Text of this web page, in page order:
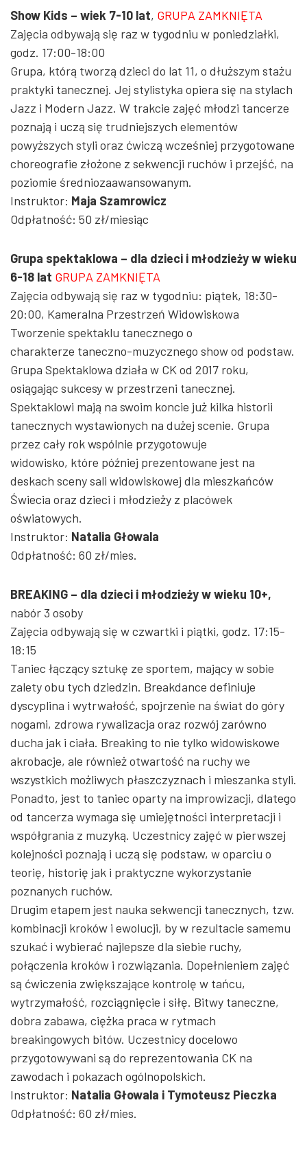
Show Kids – wiek 7-10 lat, GRUPA ZAMKNIĘTA
Zajęcia odbywają się raz w tygodniu w poniedziałki,
godz. 17:00-18:00
Grupa, którą tworzą dzieci do lat 11, o dłuższym stażu
praktyki tanecznej. Jej stylistyka opiera się na stylach
Jazz i Modern Jazz. W trakcie zajęć młodzi tancerze
poznają i uczą się trudniejszych elementów
powyższych styli oraz ćwiczą wcześniej przygotowane
choreografie złożone z sekwencji ruchów i przejść, na
poziomie średniozaawansowanym.
Instruktor: Maja Szamrowicz
Odpłatność: 50 zł/miesiąc
Grupa spektaklowa – dla dzieci i młodzieży w wieku
6-18 lat GRUPA ZAMKNIĘTA
Zajęcia odbywają się raz w tygodniu: piątek, 18:30-
20:00, Kameralna Przestrzeń Widowiskowa
Tworzenie spektaklu tanecznego o
charakterze taneczno-muzycznego show od podstaw.
Grupa Spektaklowa działa w CK od 2017 roku,
osiągając sukcesy w przestrzeni tanecznej.
Spektaklowi mają na swoim koncie już kilka historii
tanecznych wystawionych na dużej scenie. Grupa
przez cały rok wspólnie przygotowuje
widowisko, które później prezentowane jest na
deskach sceny sali widowiskowej dla mieszkańców
Świecia oraz dzieci i młodzieży z placówek
oświatowych.
Instruktor: Natalia Głowala
Odpłatność: 60 zł/mies.
BREAKING – dla dzieci i młodzieży w wieku 10+,
nabór 3 osoby
Zajęcia odbywają się w czwartki i piątki, godz. 17:15-
18:15
Taniec łączący sztukę ze sportem, mający w sobie
zalety obu tych dziedzin. Breakdance definiuje
dyscyplina i wytrwałość, spojrzenie na świat do góry
nogami, zdrowa rywalizacja oraz rozwój zarówno
ducha jak i ciała. Breaking to nie tylko widowiskowe
akrobacje, ale również otwartość na ruchy we
wszystkich możliwych płaszczyznach i mieszanka styli.
Ponadto, jest to taniec oparty na improwizacji, dlatego
od tancerza wymaga się umiejętności interpretacji i
współgrania z muzyką. Uczestnicy zajęć w pierwszej
kolejności poznają i uczą się podstaw, w oparciu o
teorię, historię jak i praktyczne wykorzystanie
poznanych ruchów.
Drugim etapem jest nauka sekwencji tanecznych, tzw.
kombinacji kroków i ewolucji, by w rezultacie samemu
szukać i wybierać najlepsze dla siebie ruchy,
połączenia kroków i rozwiązania. Dopełnieniem zajęć
są ćwiczenia zwiększające kontrolę w tańcu,
wytrzymałość, rozciągnięcie i siłę. Bitwy taneczne,
dobra zabawa, ciężka praca w rytmach
breakingowych bitów. Uczestnicy docelowo
przygotowywani są do reprezentowania CK na
zawodach i pokazach ogólnopolskich.
Instruktor: Natalia Głowala i Tymoteusz Pieczka
Odpłatność: 60 zł/mies.